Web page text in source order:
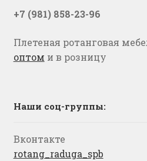
+7 (981) 858-23-96
Плетеная ротанговая
оптом и в розницу
Наши соц-группы:
Вконтакте
rotang_raduga_spb